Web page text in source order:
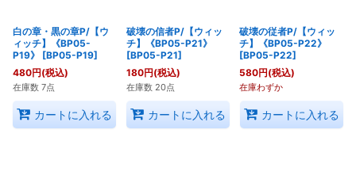
白の章・黒の章P/【ウ
ィッチ】《BP05-
P19》
[BP05-P19]
480円(税込)
在庫数 7点
カートに入れる
破壊の信者P/【ウィッ
チ】《BP05-P21》
[BP05-P21]
180円(税込)
在庫数 20点
カートに入れる
破壊の従者P/【ウィッ
チ】《BP05-P22》
[BP05-P22]
580円(税込)
在庫わずか
カートに入れる